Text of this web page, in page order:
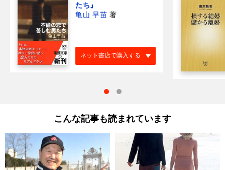
たち』
亀山 早苗 著
ネット書店で購入する
こんな記事も読まれています